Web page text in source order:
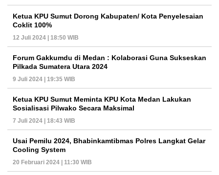
Ketua KPU Sumut Dorong Kabupaten/ Kota Penyelesaian
Coklit 100%
12 Juli 2024 | 18:50 WIB
Forum Gakkumdu di Medan : Kolaborasi Guna Sukseskan
Pilkada Sumatera Utara 2024
9 Juli 2024 | 19:35 WIB
Ketua KPU Sumut Meminta KPU Kota Medan Lakukan
Sosialisasi Pilwako Secara Maksimal
7 Juli 2024 | 18:43 WIB
Usai Pemilu 2024, Bhabinkamtibmas Polres Langkat Gelar
Cooling System
20 Februari 2024 | 11:30 WIB